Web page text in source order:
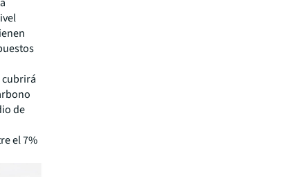
cubrirá
de
el 7%